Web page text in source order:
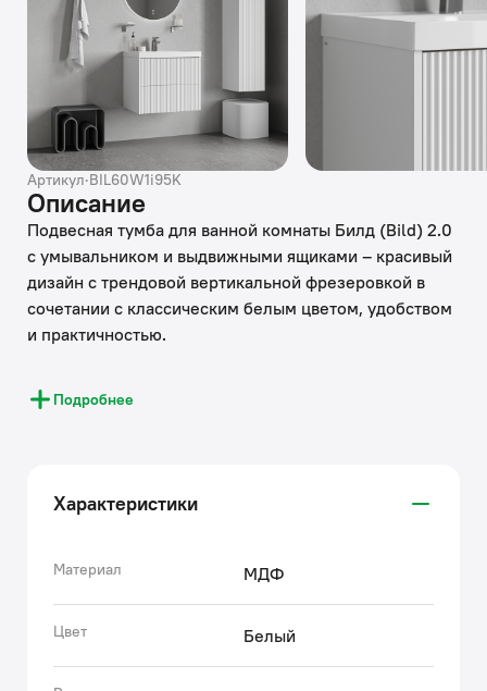
Артикул·BIL60W1i95K
Описание
Подвесная тумба для ванной комнаты Билд (Bild) 2.0
с умывальником и выдвижными ящиками – красивый
дизайн с трендовой вертикальной фрезеровкой в
сочетании с классическим белым цветом, удобством
и практичностью.
Мебель Билд (Bild) 2.0 – обновлённая версия
популярной коллекции Билд (Bild). Мебель
переработана – чтобы вывести мебель на новый
уровень комфорта и качества.
• Материал фасадов – влагостойкая МДФ с
для использования в помещениях с высокой
влажностью и сохранит первоначальный вид мебели
надолго (при должном уходе): не загрязняется от
Подробнее
Характеристики
Материал МДФ
Цвет Белый